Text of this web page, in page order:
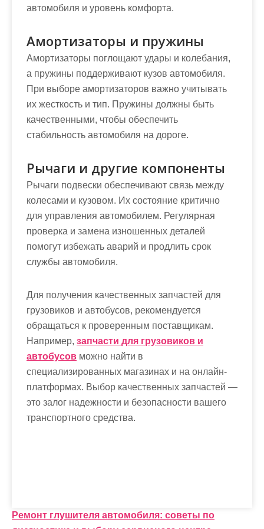
автомобиля и уровень комфорта.
Амортизаторы и пружины
Амортизаторы поглощают удары и колебания,
а пружины поддерживают кузов автомобиля.
При выборе амортизаторов важно учитывать
их жесткость и тип. Пружины должны быть
качественными, чтобы обеспечить
стабильность автомобиля на дороге.
Рычаги и другие компоненты
Рычаги подвески обеспечивают связь между
колесами и кузовом. Их состояние критично
для управления автомобилем. Регулярная
проверка и замена изношенных деталей
помогут избежать аварий и продлить срок
службы автомобиля.
Для получения качественных запчастей для
грузовиков и автобусов, рекомендуется
обращаться к проверенным поставщикам.
Например, запчасти для грузовиков и
автобусов можно найти в
специализированных магазинах и на онлайн-
платформах. Выбор качественных запчастей —
это залог надежности и безопасности вашего
транспортного средства.
Н
Ремонт глушителя автомобиля: советы по